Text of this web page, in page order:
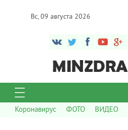
Вс, 09 августа 2026
Коронавирус ФОТО ВИДЕО